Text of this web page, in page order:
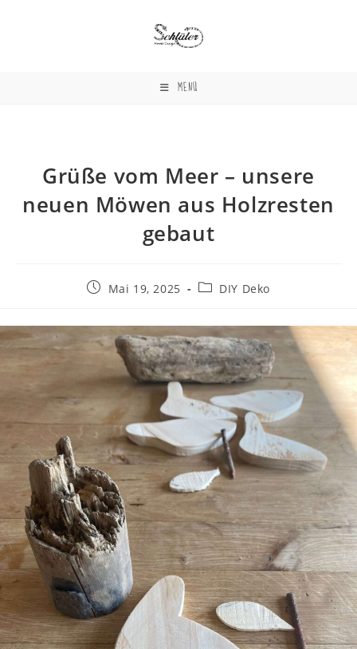
MENÜ
Grüße vom Meer – unsere
neuen Möwen aus Holzresten
gebaut
BeitragMai 19, 2025
Beitrags-
DIY Deko